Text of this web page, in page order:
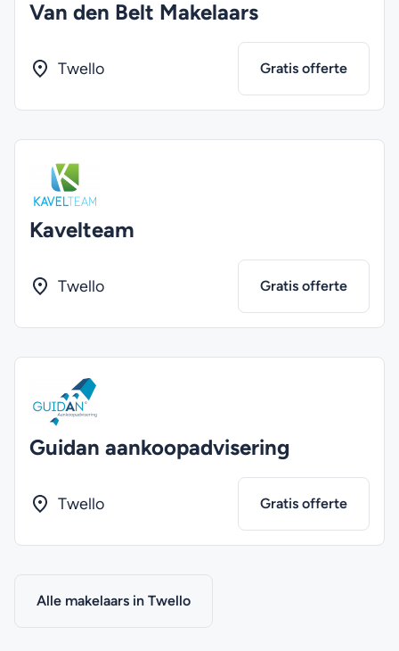
Van den Belt Makelaars
Twello Gratis offerte
Kavelteam
Twello Gratis offerte
Guidan aankoopadvisering
Twello Gratis offerte
Alle makelaars in Twello